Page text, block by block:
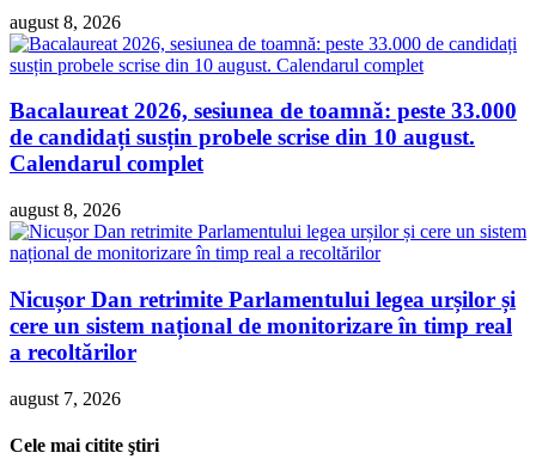
august 8, 2026
Bacalaureat 2026, sesiunea de toamnă: peste 33.000
de candidați susțin probele scrise din 10 august.
Calendarul complet
august 8, 2026
Nicușor Dan retrimite Parlamentului legea urșilor și
cere un sistem național de monitorizare în timp real
a recoltărilor
august 7, 2026
Cele mai citite ştiri